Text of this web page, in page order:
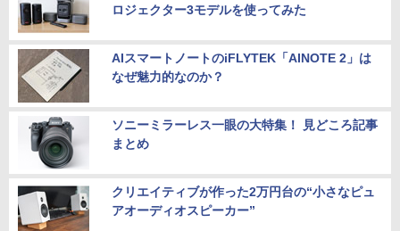
ロジェクター3モデルを使ってみた
AIスマートノートのiFLYTEK「AINOTE 2」は
なぜ魅力的なのか？
ソニーミラーレス一眼の大特集！ 見どころ記事
まとめ
クリエイティブが作った2万円台の“小さなピュ
アオーディオスピーカー”